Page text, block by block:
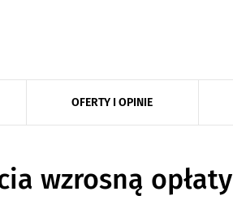
OFERTY I OPINIE
wzrosną opłaty